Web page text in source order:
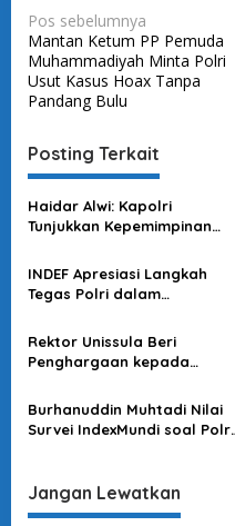
N
a
v
i
g
a
s
i
p
o
s
Pos sebelumnya
Mantan Ketum PP Pemuda
Muhammadiyah Minta Polri
Usut Kasus Hoax Tanpa
Pandang Bulu
Posting Terkait
Haidar Alwi: Kapolri
Tunjukkan Kepemimpinan
Sensitif
INDEF Apresiasi Langkah
Tegas Polri dalam
Merugikan Keuangan
Negara
Rektor Unissula Beri
Penghargaan kepada
Polri
Burhanuddin Muhtadi Nilai
Survei IndexMundi soal Polri
Jangan Lewatkan